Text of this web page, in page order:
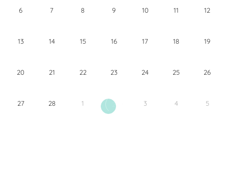
6 7 8 9 10 11 12
13 14 15 16 17 18 19
20 21 22 23 24 25 26
27 28 1 2 3 4 5